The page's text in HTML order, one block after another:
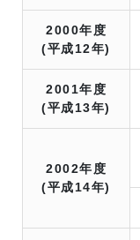
2000年度
(平成12年)
2001年度
(平成13年)
2002年度
(平成14年)